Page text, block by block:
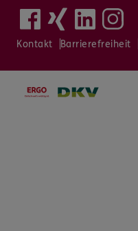
Kontakt Barrierefreiheit